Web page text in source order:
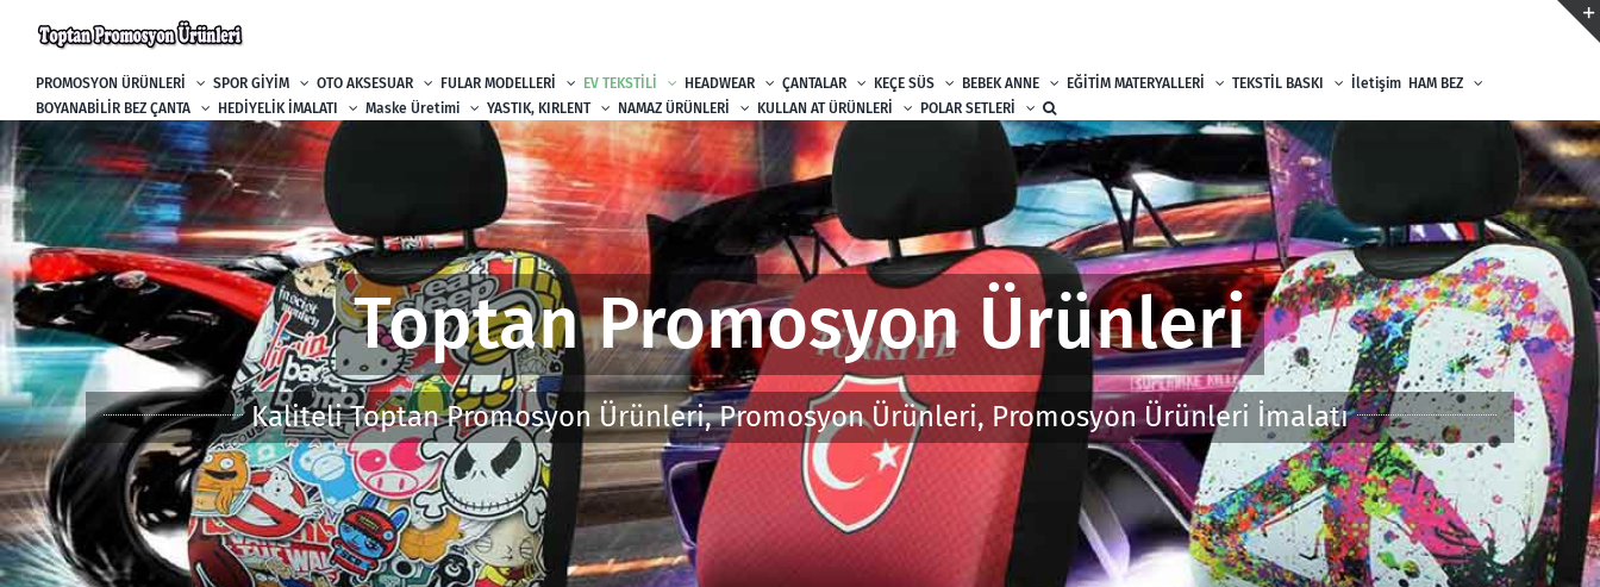
PROMOSYON ÜRÜNLERİ SPOR GİYİM OTO AKSESUAR FULAR MODELLERİ EV TEKSTİLİ HEADWEAR ÇANTALAR KEÇE SÜS BEBEK ANNE EĞİTİM MATERYALLERİ TEKSTİL BASKI İletişim HAM BEZ
BOYANABİLİR BEZ ÇANTA
HEDİYELİK İMALATI Maske Üretimi YASTIK, KIRLENT NAMAZ ÜRÜNLERİ KULLAN AT ÜRÜNLERİ POLAR SETLERİ
Toptan Promosyon Ürünleri
Kaliteli Toptan Promosyon Ürünleri, Promosyon Ürünleri, Promosyon Ürünleri İmalatı